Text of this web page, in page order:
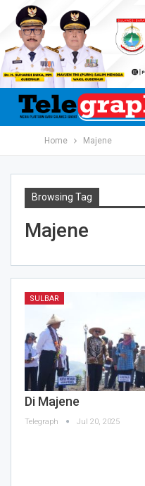
Home Majene
Browsing Tag
Majene
SULBAR
Di Majene
Telegraph Jul 20, 2025